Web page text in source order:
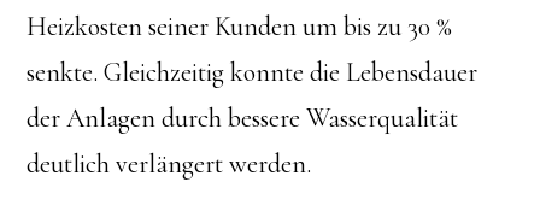
Heizkosten seiner Kunden um bis zu 30 %
senkte. Gleichzeitig konnte die Lebensdauer
der Anlagen durch bessere Wasserqualität
deutlich verlängert werden.